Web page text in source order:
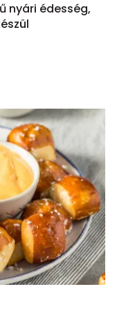
nyári édesség,